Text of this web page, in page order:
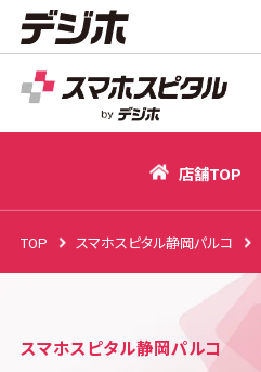
店舗TOP
TOP スマホスピタル静岡パルコ
スマホスピタル静岡パルコ